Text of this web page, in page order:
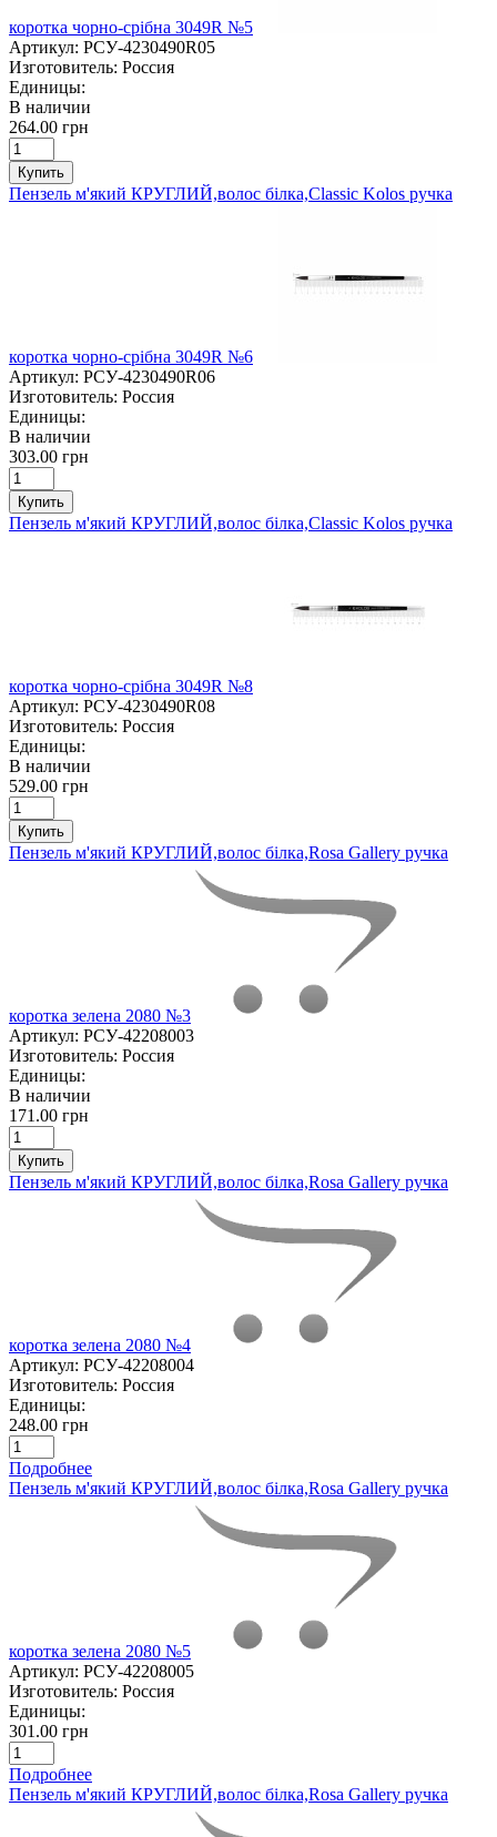
коротка чорно-срібна 3049R №5
Артикул: РСУ-4230490R05
Изготовитель: Россия
Единицы:
В наличии
264.00 грн
Купить
Пензель м'який КРУГЛИЙ,волос білка,Classic Kolos ручка
коротка чорно-срібна 3049R №6
Артикул: РСУ-4230490R06
Изготовитель: Россия
Единицы:
В наличии
303.00 грн
Купить
Пензель м'який КРУГЛИЙ,волос білка,Classic Kolos ручка
коротка чорно-срібна 3049R №8
Артикул: РСУ-4230490R08
Изготовитель: Россия
Единицы:
В наличии
529.00 грн
Купить
Пензель м'який КРУГЛИЙ,волос білка,Rosa Gallery ручка
коротка зелена 2080 №3
Артикул: РСУ-42208003
Изготовитель: Россия
Единицы:
В наличии
171.00 грн
Купить
Пензель м'який КРУГЛИЙ,волос білка,Rosa Gallery ручка
коротка зелена 2080 №4
Артикул: РСУ-42208004
Изготовитель: Россия
Единицы:
248.00 грн
Подробнее
Пензель м'який КРУГЛИЙ,волос білка,Rosa Gallery ручка
коротка зелена 2080 №5
Артикул: РСУ-42208005
Изготовитель: Россия
Единицы:
301.00 грн
Подробнее
Пензель м'який КРУГЛИЙ,волос білка,Rosa Gallery ручка